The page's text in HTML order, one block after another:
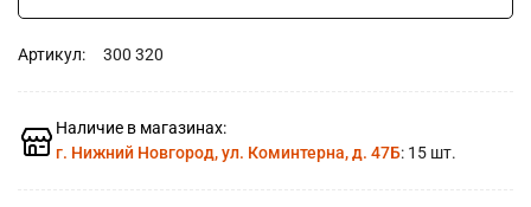
Артикул: 300 320
Наличие в магазинах:
г. Нижний Новгород, ул. Коминтерна, д. 47Б: 15 шт.